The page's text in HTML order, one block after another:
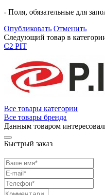
- Поля, обязательные для
Опубликовать Отменить
Следующий товар в
C2 PIT
Все товары категории
Все товары бренда
Данным товаром
Быстрый заказ